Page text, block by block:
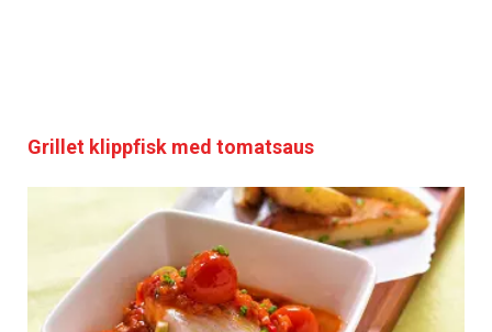
Grillet klippfisk med tomatsaus